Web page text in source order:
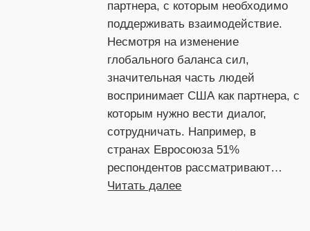
партнера, с которым необходимо
поддерживать взаимодействие.
Несмотря на изменение
глобального баланса сил,
значительная часть людей
воспринимает США как партнера, с
которым нужно вести диалог,
сотрудничать. Например, в
странах Евросоюза 51%
респондентов рассматривают…
Читать далее: